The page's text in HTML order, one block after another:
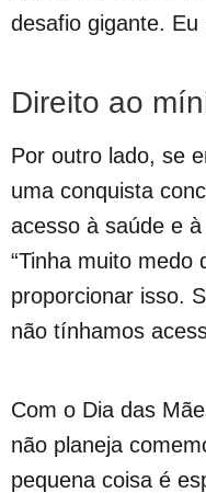
desafio gigante. Eu
Direito ao
Por outro lado, se
uma conquista
acesso à saúde e
“Tinha muito medo
proporcionar isso.
não tínhamos
Com o Dia das
não planeja
pequena coisa é